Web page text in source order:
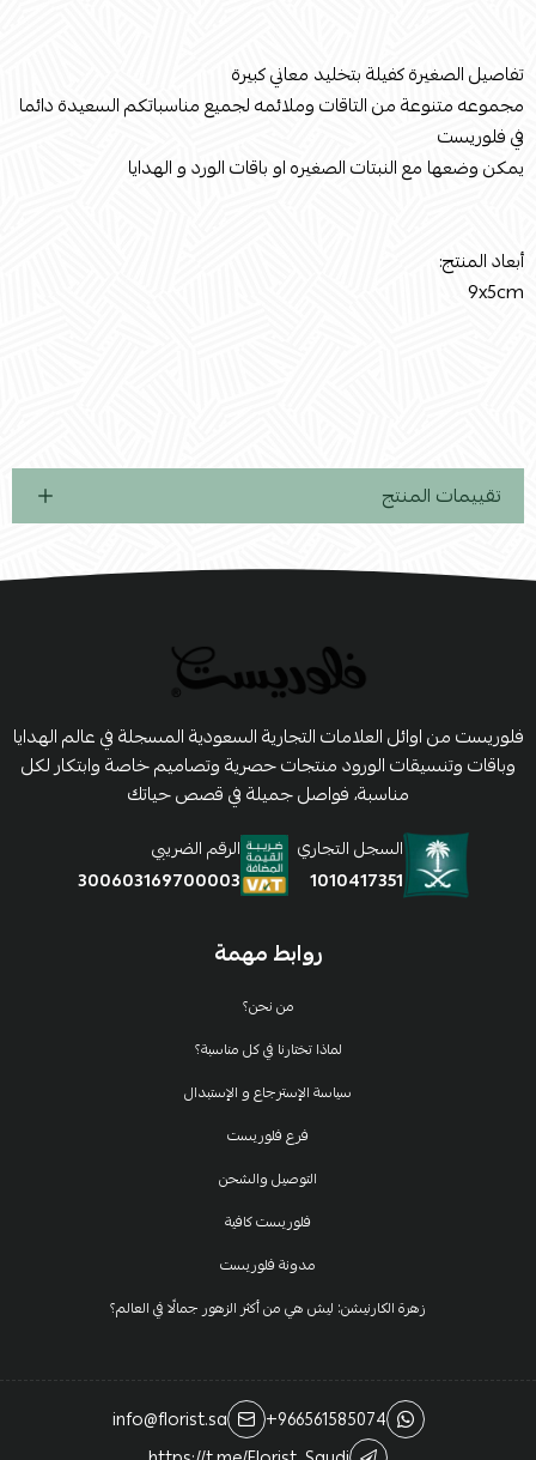
تفاصيل الصغيرة كفيلة بتخليد معاني كبيرة
مجموعه متنوعة من التاقات وملائمه لجميع مناسباتكم السعيدة دائما
في فلوريست
يمكن وضعها مع النبتات الصغيره او باقات الورد و الهدايا
أبعاد المنتج:
9x5cm
تقييمات المنتج
روابط مهمة
من نحن؟
لماذا تختارنا في كل مناسبة؟
سياسة الإسترجاع و الإستبدال
فرع فلوريست
التوصيل والشحن
فلوريست كافية
مدونة فلوريست
زهرة الكارنيشن: ليش هي من أكثر الزهور جمالًا في العالم؟
فلوريست من اوائل العلامات التجارية السعودية المسجلة في عالم الهدايا
وباقات وتنسيقات الورود منتجات حصرية وتصاميم خاصة وابتكار لكل
مناسبة، فواصل جميلة في قصص حياتك
السجل التجاري
1010417351
الرقم الضريبي
300603169700003
+966561585074
info@florist.sa